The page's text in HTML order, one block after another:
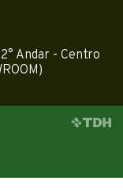
Andar - Centro